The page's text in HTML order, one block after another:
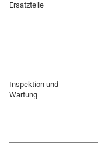
Ersatzteile
Inspektion und
Wartung